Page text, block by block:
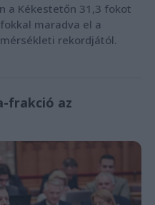
a Kékestetőn 31,3 fokot
maradva el a
rekordjától.
frakció az